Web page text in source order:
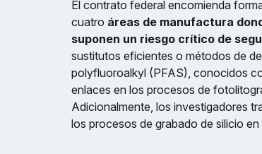
El contrato federal encomienda
cuatro áreas de manufactura
suponen un riesgo crítico de
sustitutos eficientes o métodos de
polyfluoroalkyl (PFAS), conocidos
enlaces en los procesos de
Adicionalmente, los investigadores
los procesos de grabado de silicio